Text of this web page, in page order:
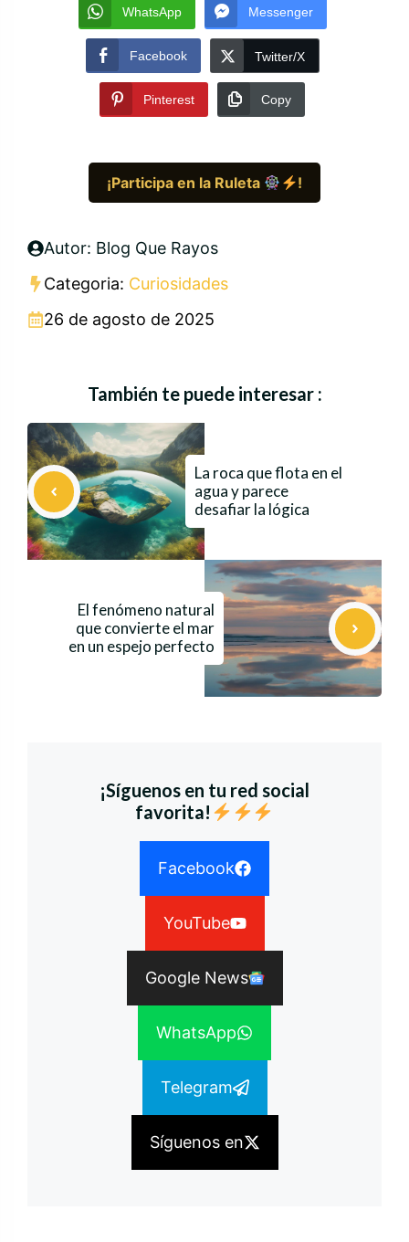
WhatsApp Messenger
Facebook Twitter/X
Pinterest Copy
¡Participa en la Ruleta !
Autor: Blog Que Rayos
Categoria: Curiosidades
26 de agosto de 2025
También te puede interesar :
La roca que flota en el
agua y parece
desafiar la lógica
El fenómeno natural
que convierte el mar
en un espejo perfecto
¡Síguenos en tu red social
favorita!
Facebook
YouTube
Google News
WhatsApp
Telegram
Síguenos en